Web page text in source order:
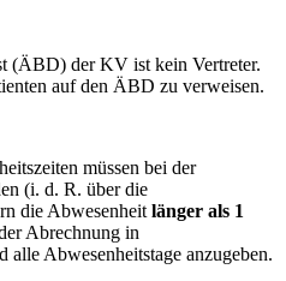
(ÄBD) der KV ist kein Vertreter.
auf den ÄBD zu verweisen.
müssen bei der
(i. d. R. über die
die Abwesenheit länger als 1
Abrechnung in
alle Abwesenheitstage anzugeben.